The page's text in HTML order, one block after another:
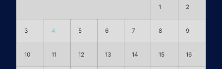
1 2
3 4 5 6 7 8 9
10 11 12 13 14 15 16